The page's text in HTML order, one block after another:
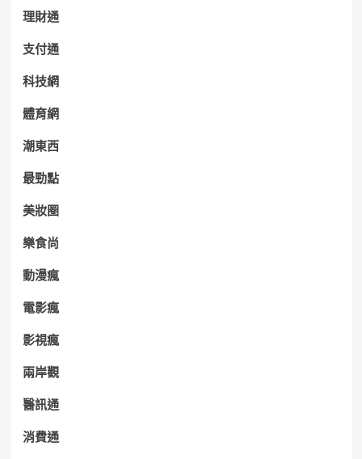
理財通
支付通
科技網
體育網
潮東西
最勁點
美妝圈
樂食尚
動漫瘋
電影瘋
影視瘋
兩岸觀
醫訊通
消費通